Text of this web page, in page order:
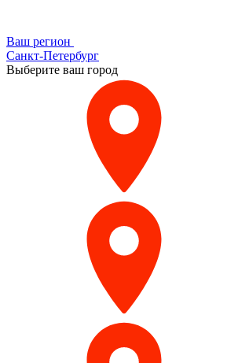
Ваш регион
Санкт-Петербург
Выберите ваш город